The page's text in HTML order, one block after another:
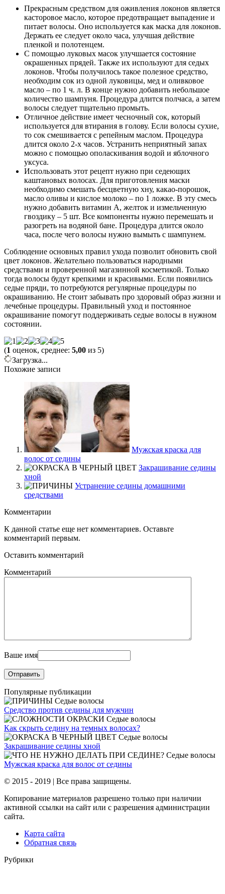
Прекрасным средством для оживления локонов является
касторовое масло, которое предотвращает выпадение и
питает волосы. Оно используется как маска для локонов.
Держать ее следует около часа, улучшая действие
пленкой и полотенцем.
С помощью луковых масок улучшается состояние
окрашенных прядей. Также их используют для седых
локонов. Чтобы получилось такое полезное средство,
необходим сок из одной луковицы, мед и оливковое
масло – по 1 ч. л. В конце нужно добавить небольшое
количество шампуня. Процедура длится полчаса, а затем
волосы следует тщательно промыть.
Отличное действие имеет чесночный сок, который
используется для втирания в голову. Если волосы сухие,
то сок смешивается с репейным маслом. Процедура
длится около 2-х часов. Устранить неприятный запах
можно с помощью ополаскивания водой и яблочного
уксуса.
Использовать этот рецепт нужно при седеющих
каштановых волосах. Для приготовления маски
необходимо смешать бесцветную хну, какао-порошок,
масло оливы и кислое молоко – по 1 ложке. В эту смесь
нужно добавить витамин A, желток и измельченную
гвоздику – 5 шт. Все компоненты нужно перемешать и
разогреть на водяной бане. Процедура длится около
часа, после чего волосы нужно вымыть с шампунем.
Соблюдение основных правил ухода позволит обновить свой
цвет локонов. Желательно пользоваться народными
средствами и проверенной магазинной косметикой. Только
тогда волосы будут крепкими и красивыми. Если появились
седые пряди, то потребуются регулярные процедуры по
окрашиванию. Не стоит забывать про здоровый образ жизни и
лечебные процедуры. Правильный уход и постоянное
окрашивание помогут поддерживать седые волосы в нужном
состоянии.
(1 оценок, среднее: 5,00 из 5)
Загрузка...
Похожие записи
Мужская краска для
волос от седины
Закрашивание седины
хной
Устранение седины домашними
средствами
Комментарии
К данной статье еще нет комментариев. Оставьте
комментарий первым.
Оставить комментарий
Комментарий
Ваше имя
Популярные публикации
Седые волосы
Средство против седины для мужчин
Седые волосы
Как скрыть седину на темных волосах?
Седые волосы
Закрашивание седины хной
Седые волосы
Мужская краска для волос от седины
© 2015 - 2019 | Все права защищены.
Копирование материалов разрешено только при наличии
активной ссылки на сайт или с разрешения администрации
сайта.
Карта сайта
Обратная связь
Рубрики